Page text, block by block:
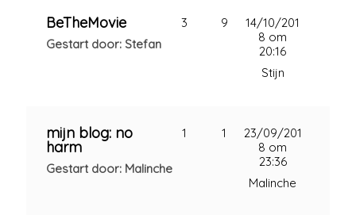
BeTheMovie
Gestart door: Stefan
3 9
14/10/201
8 om
20:16
Stijn
mijn blog: no
harm
Gestart door: Malinche
1 1
23/09/201
8 om
23:36
Malinche